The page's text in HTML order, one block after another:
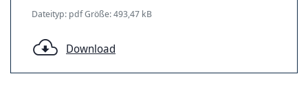
Dateityp: pdf Größe: 493,47 kB
Download